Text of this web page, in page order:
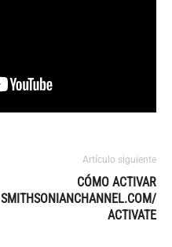
Artículo siguiente
CÓMO ACTIVAR
SMITHSONIANCHANNEL.COM/
ACTIVATE